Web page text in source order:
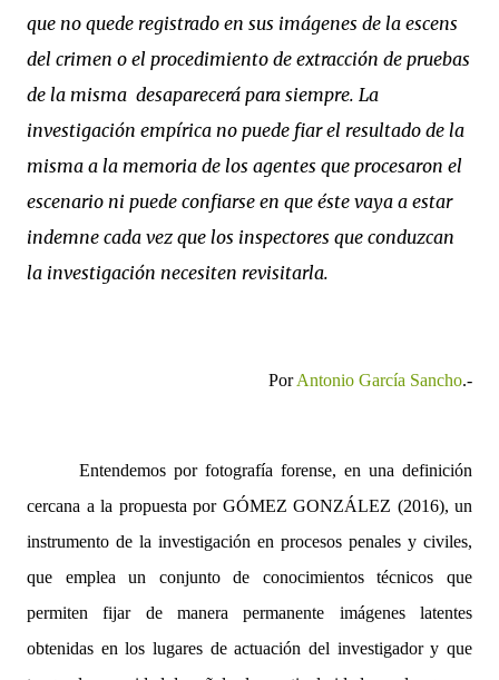
que no quede registrado en sus imágenes de la escens
del crimen o el procedimiento de extracción de pruebas
de la misma desaparecerá para siempre. La
investigación empírica no puede fiar el resultado de la
misma a la memoria de los agentes que procesaron el
escenario ni puede confiarse en que éste vaya a estar
indemne cada vez que los inspectores que conduzcan
la investigación necesiten revisitarla.
PorAntonio García Sancho.-
Entendemos por fotografía forense, en una definición
cercana a la propuesta por GÓMEZ GONZÁLEZ (2016), un
instrumento de la investigación en procesos penales y civiles,
que emplea un conjunto de conocimientos técnicos que
permiten fijar de manera permanente imágenes latentes
obtenidas en los lugares de actuación del investigador y que